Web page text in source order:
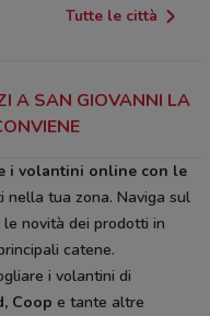
Tutte le città
A SAN GIOVANNI LA
i volantini online con le
nella tua zona. Naviga sul
le novità dei prodotti in
catene.
i volantini di
Coop e tante altre